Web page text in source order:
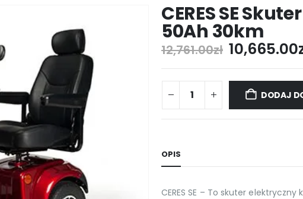
CERES SE
50Ah 30km
12,761.00zł 10,665.00
DODAJ
OPIS
CERES SE – To skuter